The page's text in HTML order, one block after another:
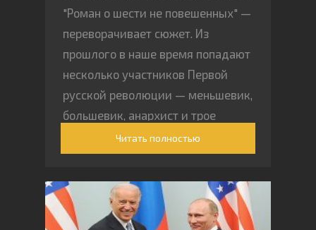
"Роман о шести не повешенных" —
переворачивает сюжет. Из
прошлого в наше время попадают
несколько участников Первой
русской революции — меньшевик,
большевик, анархист и трое
неонародников — члены Боевой
организации эсеров-
Читать полностью